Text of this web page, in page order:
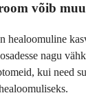
võib
healoomuline
nagu
kui need